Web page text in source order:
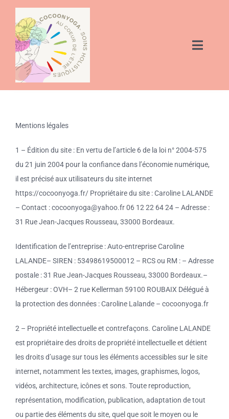
Passer
contenu
Toggle
OM – Qui suis-je?
Cours de yoga
Consultation Diététique et Naturopathie à Eysines –
Proche Mérignac et Bordeaux Caudéran
Soins énergétiques
Séances d’ HypnoSophro
Contact- Yoga, Pilates, Massages et Naturopathie à
Bruges, Eysines et Bordeaux
Mentions légales
1 – Édition du site : En vertu de l’article 6 de la loi n° 2004-575
du 21 juin 2004 pour la confiance dans l’économie numérique,
il est précisé aux utilisateurs du site internet
https://cocoonyoga.fr/ Propriétaire du site : Caroline LALANDE
– Contact : cocoonyoga@yahoo.fr 06 12 22 64 24 – Adresse :
31 Rue Jean-Jacques Rousseau, 33000 Bordeaux.
Identification de l’entreprise : Auto-entreprise Caroline
LALANDE– SIREN : 53498619500012 – RCS ou RM : – Adresse
postale : 31 Rue Jean-Jacques Rousseau, 33000 Bordeaux.–
Hébergeur : OVH– 2 rue Kellerman 59100 ROUBAIX Délégué à
la protection des données : Caroline Lalande – cocoonyoga.fr
2 – Propriété intellectuelle et contrefaçons. Caroline LALANDE
est propriétaire des droits de propriété intellectuelle et détient
les droits d’usage sur tous les éléments accessibles sur le site
internet, notamment les textes, images, graphismes, logos,
vidéos, architecture, icônes et sons. Toute reproduction,
représentation, modification, publication, adaptation de tout
ou partie des éléments du site, quel que soit le moyen ou le